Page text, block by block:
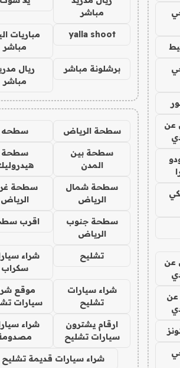
عن
عن
عن
مباشر
yalla shoot
مباريات
مباشر
برشلونة مباشر
ريال
مباشر
سطحة الرياض سطحه
سطحة بين
المدن
سطحة
سطحة شمال
الرياض
سطحة
الرياض
سطحة جنوب
الرياض
اقرب
تشليح
شراء
سكراب
شراء سيارات
تشليح
موقع
سيارات
ارقام يشترون
سيارات تشليح
شراء
شراء سيارات قديمة تشليح